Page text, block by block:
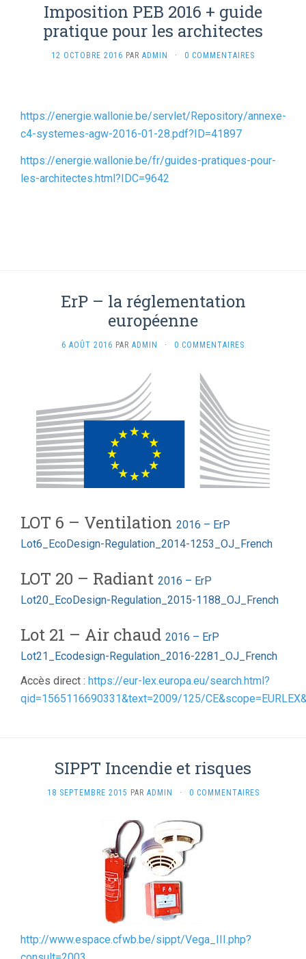
Imposition PEB 2016 + guide
pratique pour les architectes
12 OCTOBRE 2016 PAR ADMIN · 0 COMMENTAIRES
https://energie.wallonie.be/servlet/Repository/annexe-
c4-systemes-agw-2016-01-28.pdf?ID=41897
https://energie.wallonie.be/fr/guides-pratiques-pour-
les-architectes.html?IDC=9642
ErP – la réglementation
européenne
6 AOÛT 2016 PAR ADMIN · 0 COMMENTAIRES
LOT 6 – Ventilation 2016 – ErP
Lot6_EcoDesign-Regulation_2014-1253_OJ_French
LOT 20 – Radiant 2016 – ErP
Lot20_EcoDesign-Regulation_2015-1188_OJ_French
Lot 21 – Air chaud 2016 – ErP
Lot21_Ecodesign-Regulation_2016-2281_OJ_French
Accès direct : https://eur-lex.europa.eu/search.html?
qid=1565116690331&text=2009/125/
SIPPT Incendie et risques
18 SEPTEMBRE 2015 PAR ADMIN · 0 COMMENTAIRES
http://www.espace.cfwb.be/sippt/Vega_III.php?